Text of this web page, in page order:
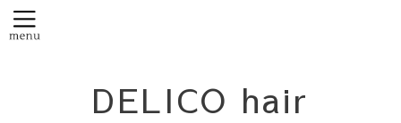
DELICO hair